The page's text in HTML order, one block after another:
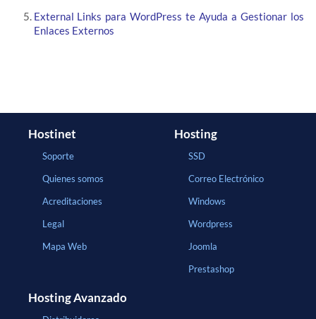
External Links para WordPress te Ayuda a Gestionar los
Enlaces Externos
Hostinet
Soporte
Quienes somos
Acreditaciones
Legal
Mapa Web
Hosting
SSD
Correo Electrónico
Windows
Wordpress
Joomla
Prestashop
Hosting Avanzado